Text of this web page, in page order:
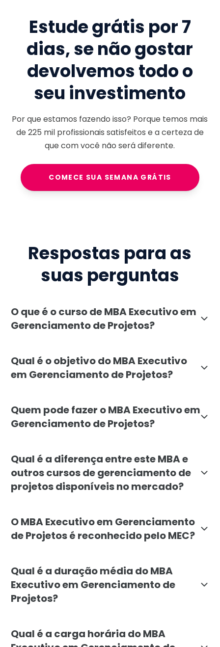
Estude grátis por 7
dias, se não gostar
devolvemos todo o
seu investimento
Por que estamos fazendo isso? Porque temos mais
de225 milprofissionais satisfeitos e a certeza de
que com você não será diferente.
COMECE SUA SEMANA GRÁTIS
Respostas para as
suas perguntas
O que é o curso de MBA Executivo em
Gerenciamento de Projetos?
Qual é o objetivo do MBA Executivo
em Gerenciamento de Projetos?
Quem pode fazer o MBA Executivo em
Gerenciamento de Projetos?
Qual é a diferença entre este MBA e
outros cursos de gerenciamento de
projetos disponíveis no mercado?
O MBA Executivo em Gerenciamento
de Projetos é reconhecido pelo MEC?
Qual é a duração média do MBA
Executivo em Gerenciamento de
Projetos?
Qual é a carga horária do MBA